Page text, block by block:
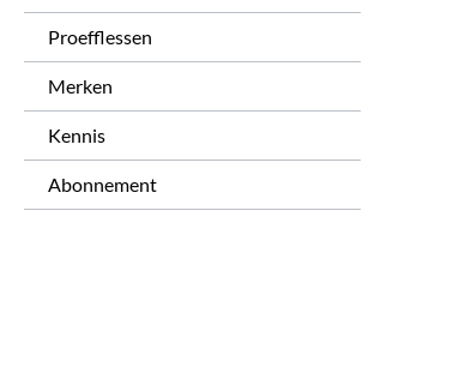
Proefflessen
Merken
Kennis
Abonnement